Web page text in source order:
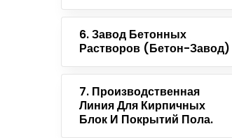
6. Завод Бетонных
Растворов (Бетон-Завод)
7. Производственная
Линия Для Кирпичных
Блок И Покрытий Пола.